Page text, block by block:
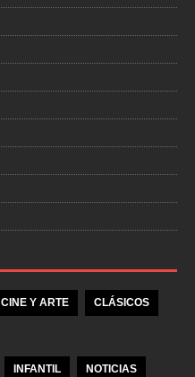
CINE Y ARTE CLÁSICOS
INFANTIL NOTICIAS